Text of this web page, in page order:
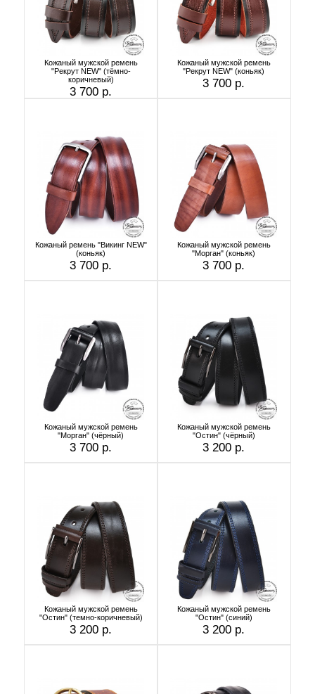
Кожаный мужской ремень
"Рекрут NEW" (тёмно-
коричневый)
3 700 р.
Кожаный мужской ремень
"Рекрут NEW" (коньяк)
3 700 р.
Кожаный ремень "Викинг NEW"
(коньяк)
3 700 р.
Кожаный мужской ремень
"Морган" (коньяк)
3 700 р.
Кожаный мужской ремень
"Морган" (чёрный)
3 700 р.
Кожаный мужской ремень
"Остин" (чёрный)
3 200 р.
Кожаный мужской ремень
"Остин" (темно-коричневый)
3 200 р.
Кожаный мужской ремень
"Остин" (синий)
3 200 р.